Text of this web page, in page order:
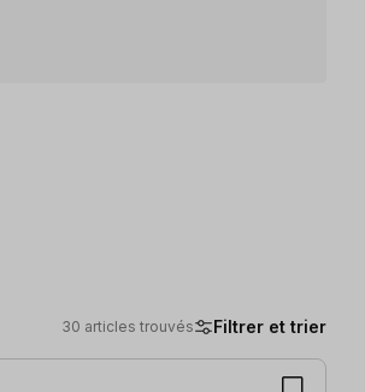
30 articles trouvés Filtrer et trier